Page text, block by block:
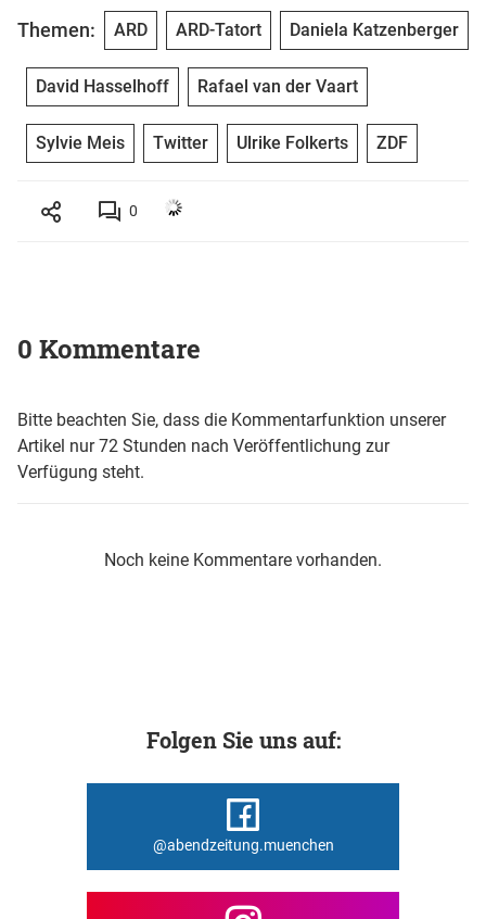
Themen: ARD ARD-Tatort Daniela Katzenberger
David Hasselhoff Rafael van der Vaart
Sylvie Meis Twitter Ulrike Folkerts ZDF
0
0 Kommentare
Bitte beachten Sie, dass die Kommentarfunktion unserer
Artikel nur 72 Stunden nach Veröffentlichung zur
Verfügung steht.
Noch keine Kommentare vorhanden.
Folgen Sie uns auf:
@abendzeitung.muenchen